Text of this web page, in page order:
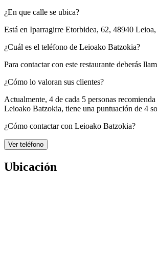
¿En que calle se ubica?
Está en Iparragirre Etorbidea, 62, 48940
¿Cuál es el teléfono de Leioako Batzokia?
Para contactar con este restaurante deberás
¿Cómo lo valoran sus clientes?
Actualmente, 4 de cada 5 personas recomienda
Leioako Batzokia, tiene una puntuación de 4
¿Cómo contactar con Leioako Batzokia?
Ver teléfono
Ubicación